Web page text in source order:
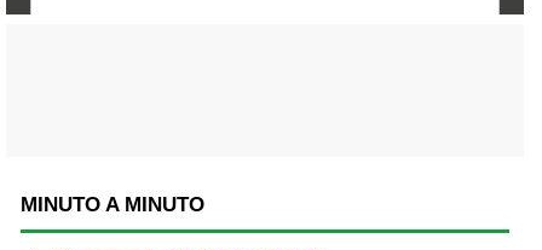
MINUTO A MINUTO